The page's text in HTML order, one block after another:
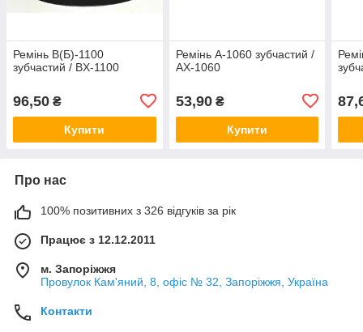
Ремінь В(Б)-1100
зубчастий / BX-1100
96,50 ₴
Купити
Ремінь А-1060 зубчастий /
AX-1060
53,90₴
Купити
Про нас
100% позитивних з 326 відгуків за рік
Працює з 12.12.2011
м. Запоріжжя
Провулок Кам'яний, 8, офіс № 32, Запоріжжя, Україна
Контакти